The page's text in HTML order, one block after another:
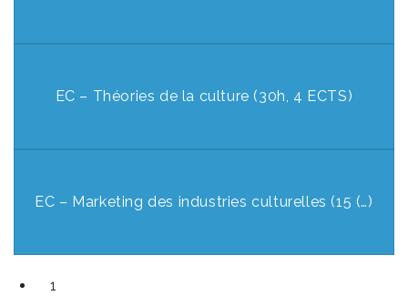
EC – Théories de la culture (30h, 4 ECTS)
EC – Marketing des industries culturelles (15 (…)
1